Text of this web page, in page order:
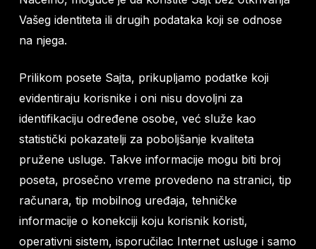
Vašeg identiteta ili drugih podataka koji se odnose
na njega.
Prilikom posete Sajta, prikupljamo podatke koji
evidentiraju korisnike i oni nisu dovoljni za
identifikaciju određene osobe, već služe kao
statistički pokazatelji za poboljšanje kvaliteta
pružene usluge. Takve informacije mogu biti broj
poseta, prosečno vreme provedeno na stranici, tip
računara, tip mobilnog uređaja, tehničke
informacije o konekciji koju korisnik koristi,
operativni sistem, isporučilac Internet usluge i samo